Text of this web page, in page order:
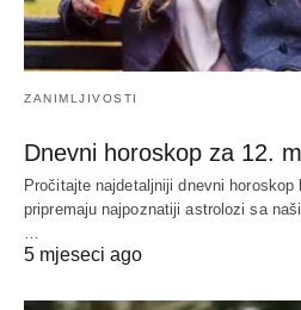
ZANIMLJIVOSTI
Dnevni horoskop za 12.
Pročitajte najdetaljniji dnevni
pripremaju najpoznatiji astrolozi sa
…
5 mjeseci ago